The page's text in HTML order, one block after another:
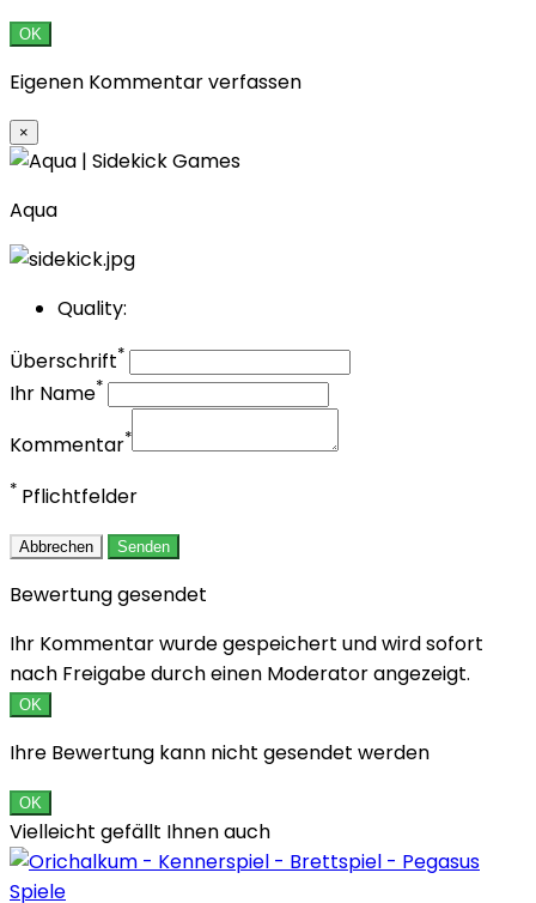
OK
Eigenen Kommentar verfassen
×
Aqua
Quality:
Überschrift*
Ihr Name*
Kommentar*
* Pflichtfelder
Abbrechen Senden
Bewertung gesendet
Ihr Kommentar wurde gespeichert und wird sofort
nach Freigabe durch einen Moderator angezeigt.
OK
Ihre Bewertung kann nicht gesendet werden
OK
Vielleicht gefällt Ihnen auch